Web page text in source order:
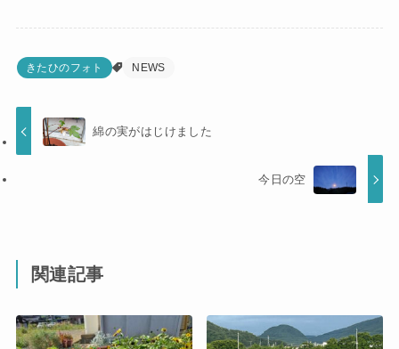
きたひのフォト NEWS
綿の実がはじけました
今日の空
関連記事